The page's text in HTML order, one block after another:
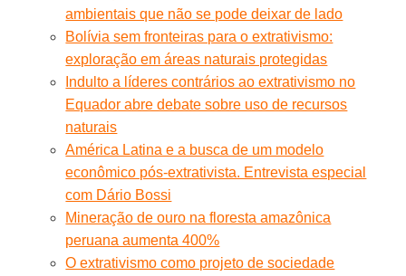
ambientais que não se pode deixar de lado
Bolívia sem fronteiras para o extrativismo:
exploração em áreas naturais protegidas
Indulto a líderes contrários ao extrativismo no
Equador abre debate sobre uso de recursos
naturais
América Latina e a busca de um modelo
econômico pós-extrativista. Entrevista especial
com Dário Bossi
Mineração de ouro na floresta amazônica
peruana aumenta 400%
O extrativismo como projeto de sociedade